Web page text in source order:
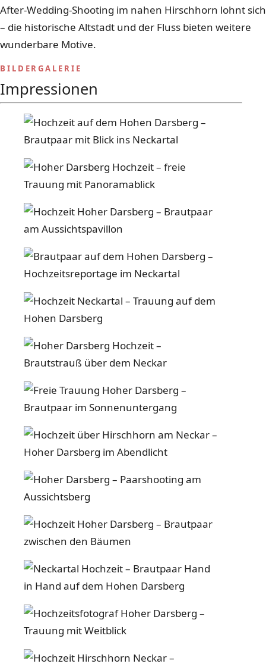
After-Wedding-Shooting im nahen Hirschhorn lohnt sich
– die historische Altstadt und der Fluss bieten weitere
wunderbare Motive.
BILDERGALERIE
Impressionen